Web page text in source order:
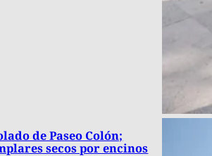
de Paseo Colón;
secos por encinos